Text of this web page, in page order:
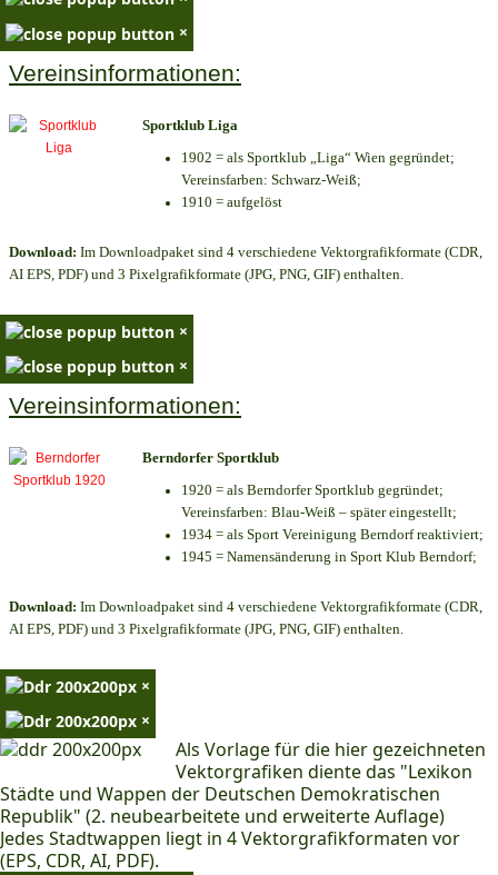
×
Vereinsinformationen:
Sportklub Liga
1902 = als Sportklub „Liga“ Wien gegründet;
Vereinsfarben: Schwarz-Weiß;
1910 = aufgelöst
Download: Im Downloadpaket sind 4 verschiedene Vektorgrafikformate (CDR,
AI EPS, PDF) und 3 Pixelgrafikformate (JPG, PNG, GIF) enthalten.
×
×
Vereinsinformationen:
Berndorfer Sportklub
1920 = als Berndorfer Sportklub gegründet;
Vereinsfarben: Blau-Weiß – später eingestellt;
1934 = als Sport Vereinigung Berndorf reaktiviert;
1945 = Namensänderung in Sport Klub Berndorf;
Download: Im Downloadpaket sind 4 verschiedene Vektorgrafikformate (CDR,
AI EPS, PDF) und 3 Pixelgrafikformate (JPG, PNG, GIF) enthalten.
×
×
Als Vorlage für die hier gezeichneten
Vektorgrafiken diente das "Lexikon
Städte und Wappen der Deutschen Demokratischen
Republik" (2. neubearbeitete und erweiterte Auflage)
Jedes Stadtwappen liegt in 4 Vektorgrafikformaten vor
(EPS, CDR, AI, PDF).